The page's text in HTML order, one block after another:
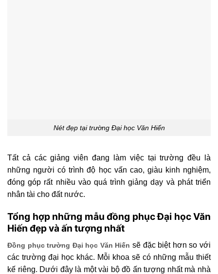
Nét đẹp tại trường Đại học Văn Hiến
Tất cả các giảng viên đang làm việc tại trường đều là
những người có trình độ học vấn cao, giàu kinh nghiệm,
đóng góp rất nhiều vào quá trình giảng dạy và phát triển
nhân tài cho đất nước.
Tổng hợp những mẫu đồng phục Đại học Văn
Hiến đẹp và ấn tượng nhất
Đồng phục trường Đại học Văn Hiến sẽ đặc biệt hơn so với
các trường đại học khác. Mỗi khoa sẽ có những mẫu thiết
kế riêng. Dưới đây là một vài bộ đồ ấn tượng nhất mà nhà